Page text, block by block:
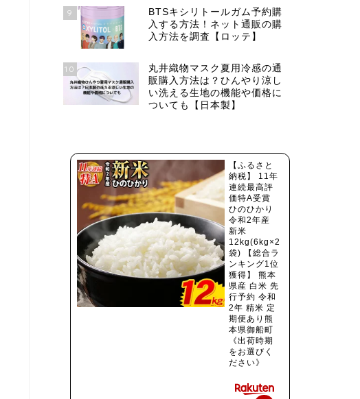
9
BTSキシリトールガム予約購
入する方法！ネット通販の購
入方法を調査【ロッテ】
10
丸井織物マスク夏用冷感の通
販購入方法は？ひんやり涼し
い洗える生地の機能や価格に
ついても【日本製】
【ふるさと
納税】 11年
連続最高評
価特A受賞
ひのひかり
令和2年産
新米
12kg(6kg×2
袋) 【総合ラ
ンキング1位
獲得】 熊本
県産 白米 先
行予約 令和
2年 精米 定
期便あり熊
本県御船町
《出荷時期
をお選びく
ださい》